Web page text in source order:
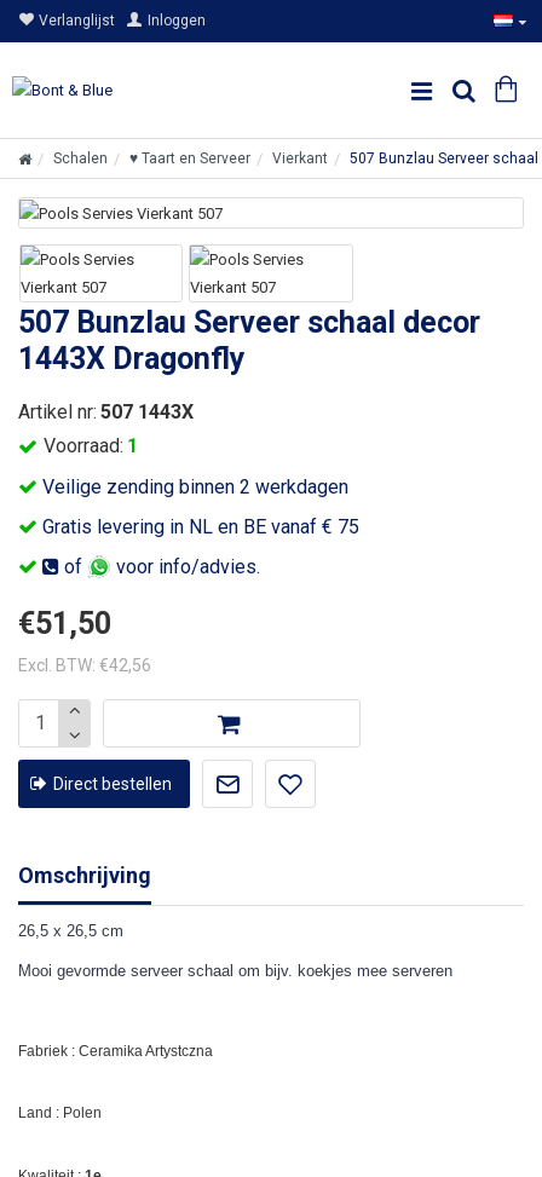
Verlanglijst Inloggen
Schalen ♥ Taart en Serveer Vierkant 507 Bunzlau Serveer
507 Bunzlau Serveer schaal decor
1443X Dragonfly
Veilige zending binnen 2 werkdagen
Gratis levering in NL en BE vanaf € 75
of
voor info/advies.
Voorraad: 1
Artikel nr: 507 1443X
€51,50
Excl. BTW: €42,56
Direct bestellen
Omschrijving
26,5 x 26,5 cm
Mooi gevormde serveer schaal om bijv. koekjes mee serveren
Fabriek : Ceramika Artystczna
Land : Polen